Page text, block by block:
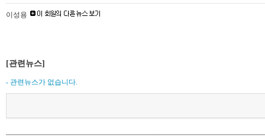
이성용
[관련뉴스]
- 관련뉴스가 없습니다.